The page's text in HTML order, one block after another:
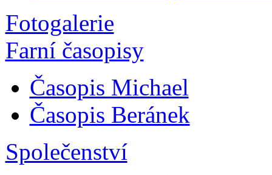
Fotogalerie
Farní časopisy
Časopis Michael
Časopis Beránek
Společenství